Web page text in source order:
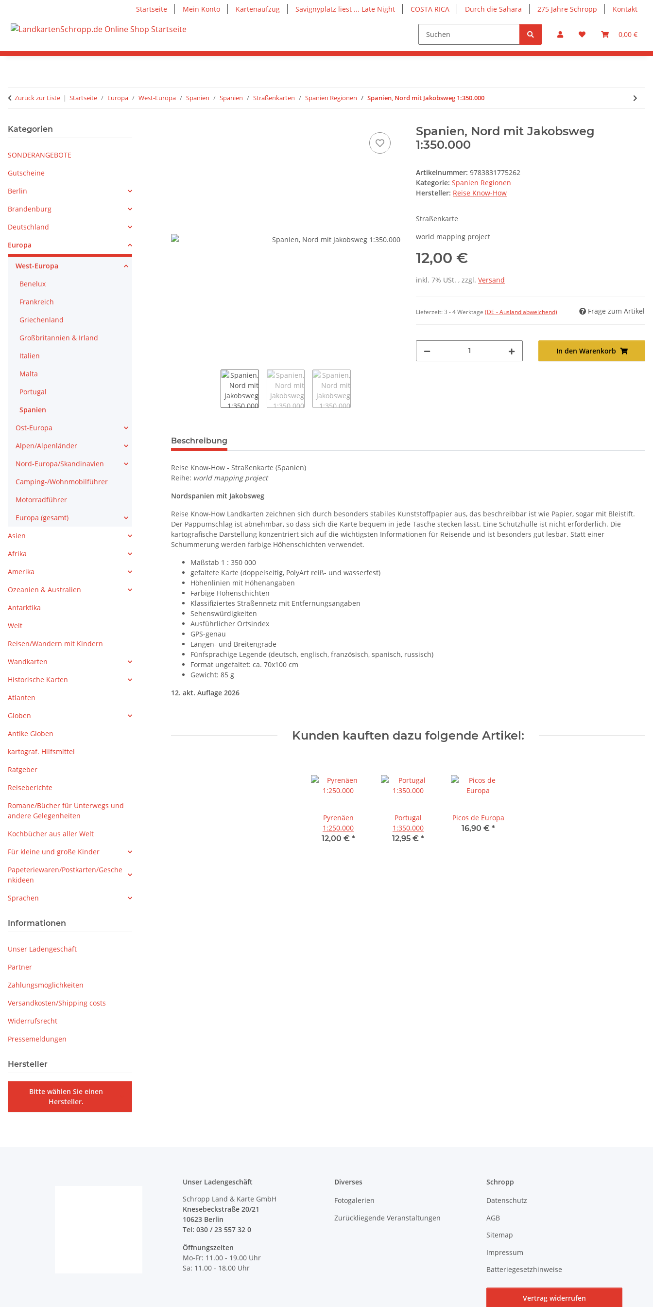
Startseite Mein Konto Kartenaufzug Savignyplatz liest ... Late Night COSTA RICA Durch die Sahara 275 Jahre Schropp Kontakt
0,00 €
Zurück zur Liste Startseite Europa West-Europa Spanien Spanien Straßenkarten Spanien Regionen Spanien, Nord mit Jakobsweg 1:350.000
Spanien, Nord mit Jakobsweg
1:350.000
Artikelnummer: 9783831775262
Kategorie: Spanien Regionen
Hersteller: Reise Know-How
Straßenkarte
world mapping project
12,00 €
inkl. 7% USt. , zzgl. Versand
Lieferzeit:3 - 4 Werktage (DE - Ausland abweichend) Frage zum Artikel
In den Warenkorb
weitere Registerkarten anzeigen
Beschreibung
Reise Know-How - Straßenkarte (Spanien)
Reihe: world mapping project
Nordspanien mit Jakobsweg
Reise Know-How Landkarten zeichnen sich durch besonders stabiles Kunststoffpapier aus, das beschreibbar ist wie Papier, sogar mit Bleistift.
Der Pappumschlag ist abnehmbar, so dass sich die Karte bequem in jede Tasche stecken lässt. Eine Schutzhülle ist nicht erforderlich. Die
kartografische Darstellung konzentriert sich auf die wichtigsten Informationen für Reisende und ist besonders gut lesbar. Statt einer
Schummerung werden farbige Höhenschichten verwendet.
Maßstab 1 : 350 000
gefaltete Karte (doppelseitig, PolyArt reiß- und wasserfest)
Höhenlinien mit Höhenangaben
Farbige Höhenschichten
Klassifiziertes Straßennetz mit Entfernungsangaben
Sehenswürdigkeiten
Ausführlicher Ortsindex
GPS-genau
Längen- und Breitengrade
Fünfsprachige Legende (deutsch, englisch, französisch, spanisch, russisch)
Format ungefaltet: ca. 70x100 cm
Gewicht: 85 g
12. akt. Auflage 2026
Kunden kauften dazu folgende Artikel:
Pyrenäen
1:250.000
12,00 € *
Portugal
1:350.000
12,95 € *
Picos de Europa
16,90 € *
Kategorien
SONDERANGEBOTE
Gutscheine
Berlin
Brandenburg
Deutschland
Europa
West-Europa
Benelux
Frankreich
Griechenland
Großbritannien & Irland
Italien
Malta
Portugal
Spanien
Ost-Europa
Alpen/Alpenländer
Nord-Europa/Skandinavien
Camping-/Wohnmobilführer
Motorradführer
Europa (gesamt)
Asien
Afrika
Amerika
Ozeanien & Australien
Antarktika
Welt
Reisen/Wandern mit Kindern
Wandkarten
Historische Karten
Atlanten
Globen
Antike Globen
kartograf. Hilfsmittel
Ratgeber
Reiseberichte
Romane/Bücher für Unterwegs und
andere Gelegenheiten
Kochbücher aus aller Welt
Für kleine und große Kinder
Papeteriewaren/Postkarten/Gesche
nkideen
Sprachen
Informationen
Unser Ladengeschäft
Partner
Zahlungsmöglichkeiten
Versandkosten/Shipping costs
Widerrufsrecht
Pressemeldungen
Hersteller
Bitte wählen Sie einen
Hersteller.
Unser Ladengeschäft
Schropp Land & Karte GmbH
Knesebeckstraße 20/21
10623 Berlin
Tel: 030 / 23 557 32 0
Öffnungszeiten
Mo-Fr: 11.00 - 19.00 Uhr
Sa: 11.00 - 18.00 Uhr
Diverses
Fotogalerien
Zurückliegende Veranstaltungen
Schropp
Datenschutz
AGB
Sitemap
Impressum
Batteriegesetzhinweise
Vertrag widerrufen